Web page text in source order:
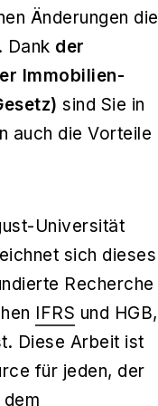
Änderungen die
Dank der
Immobilien-
sind Sie in
auch die Vorteile
Universität
sich dieses
Recherche
IFRS und HGB,
Diese Arbeit ist
für jeden, der